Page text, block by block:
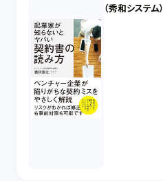
（秀和システム）